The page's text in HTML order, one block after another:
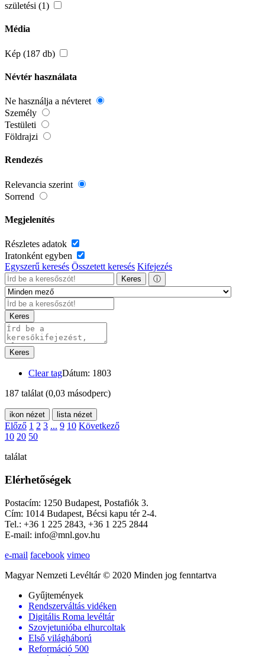
születési (1)
Média
Kép (187 db)
Névtér használata
Ne használja a névteret
Személy
Testületi
Földrajzi
Rendezés
Relevancia szerint
Sorrend
Megjelenítés
Részletes adatok
Iratonként egyben
Egyszerű keresés Összetett keresés Kifejezés
Keres ⓘ
Keres
Keres
Clear tagDátum: 1803
187 találat (0,03 másodperc)
ikon nézet lista nézet
Előző 1 2 3 ... 9 10 Következő
10 20 50
találat
Elérhetőségek
Postacím: 1250 Budapest, Postafiók 3.
Cím: 1014 Budapest, Bécsi kapu tér 2-4.
Tel.: +36 1 225 2843, +36 1 225 2844
E-mail: info@mnl.gov.hu
e-mail facebook vimeo
Magyar Nemzeti Levéltár © 2020 Minden jog fenntartva
Gyűjtemények
Rendszerváltás vidéken
Digitális Roma levéltár
Szovjetunióba elhurcoltak
Első világháború
Reformáció 500